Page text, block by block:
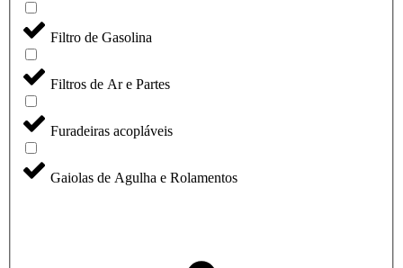
Filtro de Gasolina
Filtros de Ar e Partes
Furadeiras acopláveis
Gaiolas de Agulha e Rolamentos